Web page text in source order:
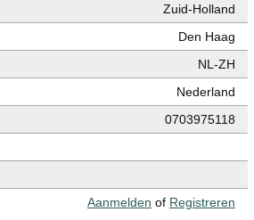
Zuid-Holland
Den Haag
NL-ZH
Nederland
0703975118
Aanmelden of Registreren